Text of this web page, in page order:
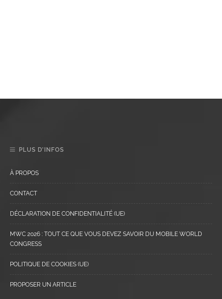
PLUS D’INFOS
À PROPOS
CONTACT
DÉCLARATION DE CONFIDENTIALITÉ (UE)
MWC 2026 : TOUT CE QUE VOUS DEVEZ SAVOIR DU MOBILE WORLD
CONGRESS
POLITIQUE DE COOKIES (UE)
PROPOSER UN ARTICLE